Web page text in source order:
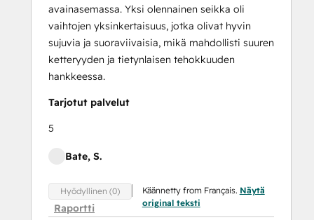
avainasemassa. Yksi olennainen seikka oli
vaihtojen yksinkertaisuus, jotka olivat hyvin
sujuvia ja suoraviivaisia, mikä mahdollisti suuren
ketteryyden ja tietynlaisen tehokkuuden
hankkeessa.
Tarjotut palvelut
5
Bate, S.
Hyödyllinen (0)
Raportti
Käännetty from Français. Näytä
original teksti